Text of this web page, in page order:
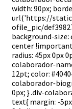
width: 90px;
url('https://
ofile_pic/
background-
center
radius: 45px 0px
colaborador-
12pt; color:
colaborador-
0px; } .div-
text{ margin: -